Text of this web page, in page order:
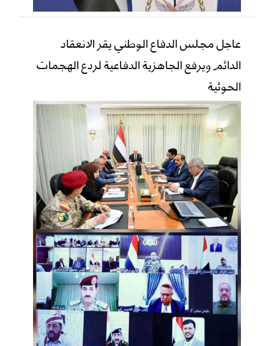
عاجل مجلس الدفاع الوطني يقر الانعقاد
الدائم ويرفع الجاهزية الدفاعية لردع الهجمات
الحوثية